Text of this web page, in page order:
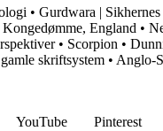
• Gurdwara |
England •
• Scorpion •
skriftsystem • Anglo-
YouTube Pinterest